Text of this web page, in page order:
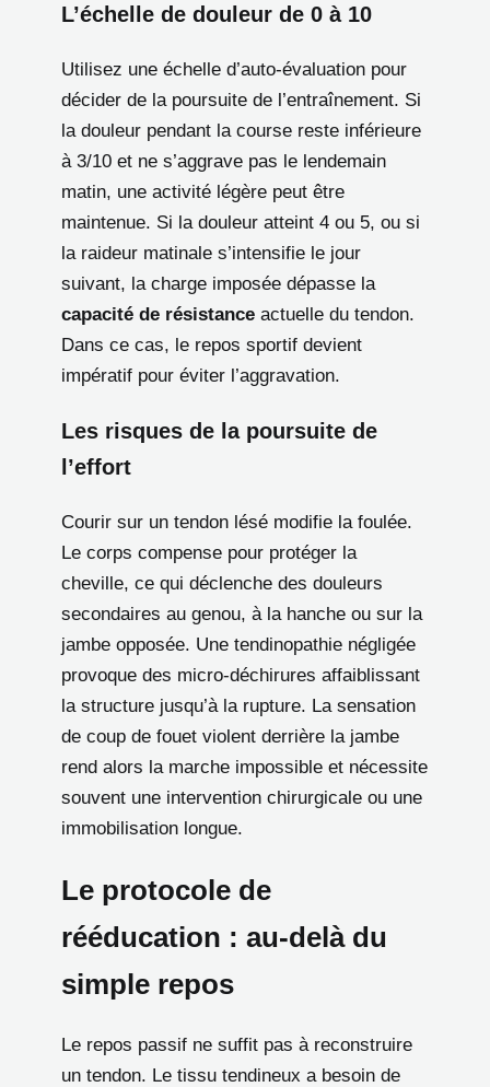
L’échelle de douleur de 0 à 10
Utilisez une échelle d’auto-évaluation pour
décider de la poursuite de l’entraînement. Si
la douleur pendant la course reste inférieure
à 3/10 et ne s’aggrave pas le lendemain
matin, une activité légère peut être
maintenue. Si la douleur atteint 4 ou 5, ou si
la raideur matinale s’intensifie le jour
suivant, la charge imposée dépasse la
capacité de résistance actuelle du tendon.
Dans ce cas, le repos sportif devient
impératif pour éviter l’aggravation.
Les risques de la poursuite de
l’effort
Courir sur un tendon lésé modifie la foulée.
Le corps compense pour protéger la
cheville, ce qui déclenche des douleurs
secondaires au genou, à la hanche ou sur la
jambe opposée. Une tendinopathie négligée
provoque des micro-déchirures affaiblissant
la structure jusqu’à la rupture. La sensation
de coup de fouet violent derrière la jambe
rend alors la marche impossible et nécessite
souvent une intervention chirurgicale ou une
immobilisation longue.
Le protocole de
rééducation : au-delà du
simple repos
Le repos passif ne suffit pas à reconstruire
un tendon. Le tissu tendineux a besoin de